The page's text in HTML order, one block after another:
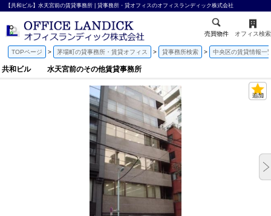
【共和ビル】水天宮前の賃貸事務所 | 貸事務所・貸オフィスのオフィスランディック株式会社
売買物件 オフィス検索
TOPページ 茅場町の貸事務所・賃貸オフィス 貸事務所検索 中央区の賃貸情報一
共和ビル 水天宮前のその他賃貸事務所